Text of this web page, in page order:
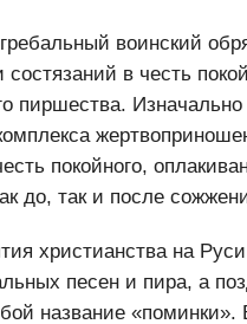
воинский
состязаний в честь
пиршества.
покойного,
христианства на
песен и пира, а